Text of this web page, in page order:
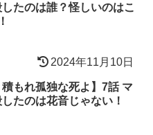
たのは誰？怪しいのはこ
2024年11月10日
積もれ孤独な死よ】7話 マ
たのは花音じゃない！